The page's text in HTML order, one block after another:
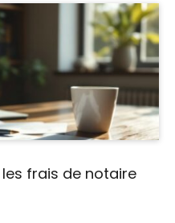
frais de notaire